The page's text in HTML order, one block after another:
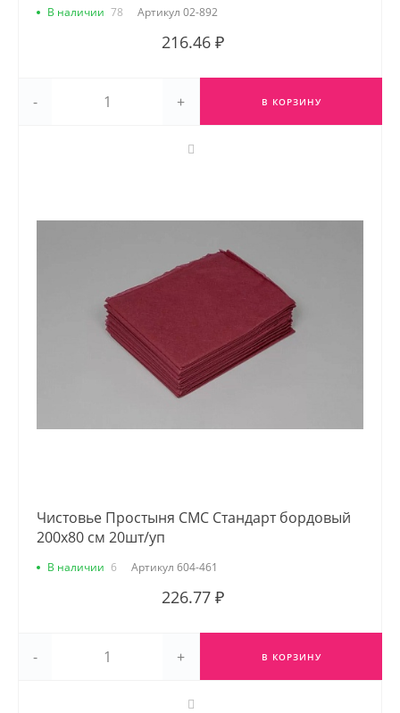
В наличии 78 Артикул 02-892
216.46 ₽
- + В КОРЗИНУ
Чистовье Простыня СМС Стандарт бордовый
200х80 см 20шт/уп
В наличии 6 Артикул 604-461
226.77 ₽
- + В КОРЗИНУ